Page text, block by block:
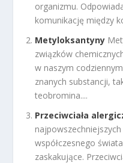
organizmu.
komunikację między
Metyloksantyny
związków
w naszym
znanych substancji,
teobromina....
Przeciwciała
współczesnego
zaskakujące.